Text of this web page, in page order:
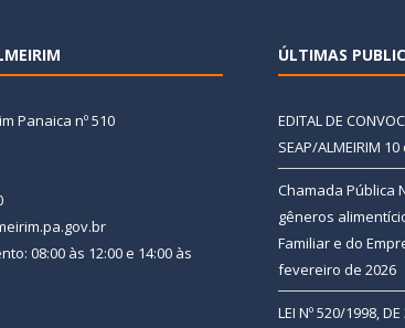
Panaica nº 510
08:00 às 12:00 e 14:00 às
ÚLTIMAS
EDITAL DE
SEAP/ALMEIRIM 10
Chamada Pública
gêneros
Familiar e do
fevereiro de 2026
LEI Nº 520/1998,